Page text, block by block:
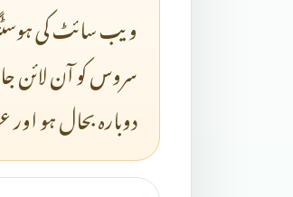
ویب سائٹ کی
سروس کو آن لائن
دوبارہ بحال ہو